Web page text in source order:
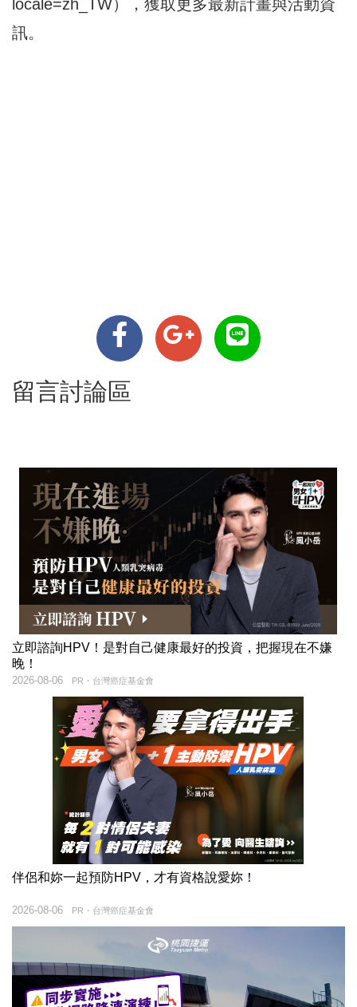
locale=zh_TW），獲取更多最新計畫與活動資
訊。
留言討論區
立即諮詢HPV！是對自己健康最好的投資，把握現在不嫌
晚！
PR・台灣癌症基金會
2026-08-06
伴侶和妳一起預防HPV，才有資格說愛妳！
PR・台灣癌症基金會
2026-08-06